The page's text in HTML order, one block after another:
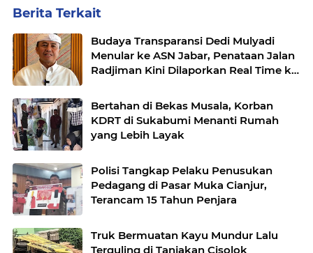
Berita Terkait
Budaya Transparansi Dedi Mulyadi
Menular ke ASN Jabar, Penataan Jalan
Radjiman Kini Dilaporkan Real Time ke
Bertahan di Bekas Musala, Korban
KDRT di Sukabumi Menanti Rumah
yang Lebih Layak
Polisi Tangkap Pelaku Penusukan
Pedagang di Pasar Muka Cianjur,
Terancam 15 Tahun Penjara
Truk Bermuatan Kayu Mundur Lalu
Terguling di Tanjakan Cisolok